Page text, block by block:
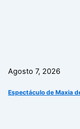
Agosto 7, 2026
Espectáculo de Maxia